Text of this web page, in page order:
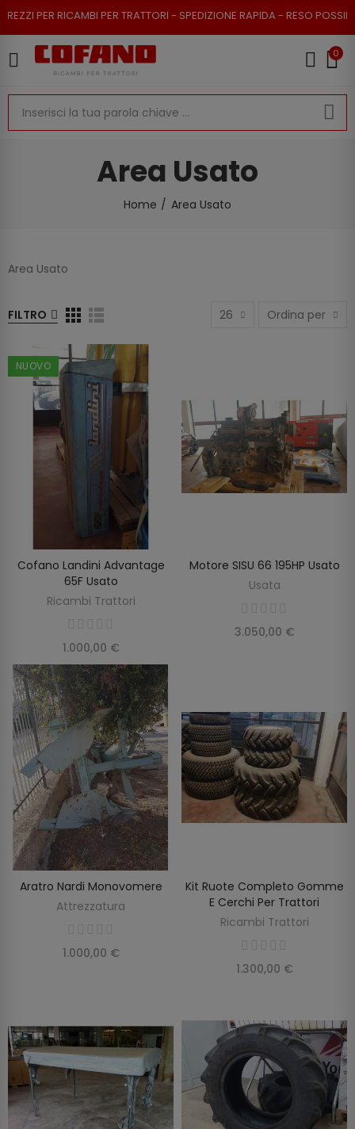
PER TRATTORI - SPEDIZIONE RAPIDA - RESO POSSIBILE
0
Area Usato
Home Area Usato
Area Usato
FILTRO 26 Ordina per
NUOVO
AGGIUNGI AL CARRELLO
Cofano Landini Advantage
65F Usato
Ricambi Trattori
1.000,00 €
SCOPRIRE
Motore SISU 66 195HP Usato
Usata
3.050,00 €
SCOPRIRE
Aratro Nardi Monovomere
Attrezzatura
1.000,00 €
SCOPRIRE
Kit Ruote Completo Gomme
E Cerchi Per Trattori
Ricambi Trattori
1.300,00 €